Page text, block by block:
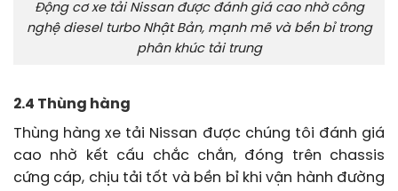
Động cơ xe tải Nissan được đánh giá cao nhờ công
nghệ diesel turbo Nhật Bản, mạnh mẽ và bền bỉ trong
phân khúc tải trung
2.4 Thùng hàng
Thùng hàng xe tải Nissan được chúng tôi đánh giá
cao nhờ kết cấu chắc chắn, đóng trên chassis
cứng cáp, chịu tải tốt và bền bỉ khi vận hành đường